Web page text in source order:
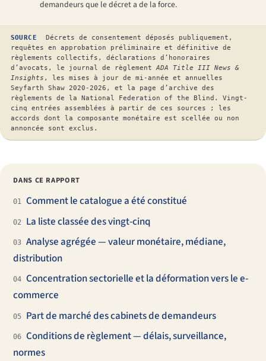
demandeurs que le décret a de la force.
SOURCE
Décrets de consentement déposés publiquement,
requêtes en approbation préliminaire et définitive de
règlements collectifs, déclarations d’honoraires
d’avocats, le journal de règlementADA Title III News &
Insights , les mises à jour de mi-année et annuelles
Seyfarth Shaw 2020-2026, et la page d’archive des
règlements de la National Federation of the Blind. Vingt-
cinq entrées assemblées à partir de ces sources ; les
accords dont la composante monétaire est scellée ou non
annoncée sont exclus.
DANS CE RAPPORT
01 Comment le catalogue a été constitué
02 La liste classée des vingt-cinq
03 Analyse agrégée — valeur monétaire, médiane,
distribution
04 Concentration sectorielle et la déformation vers le e-
commerce
05 Part de marché des cabinets de demandeurs
06 Conditions de règlement — délais, surveillance,
normes